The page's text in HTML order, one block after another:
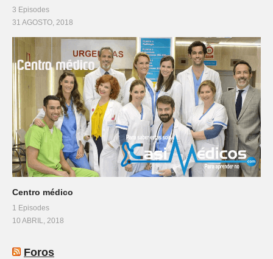
3 Episodes
31 AGOSTO, 2018
Centro médico
1 Episodes
10 ABRIL, 2018
Foros